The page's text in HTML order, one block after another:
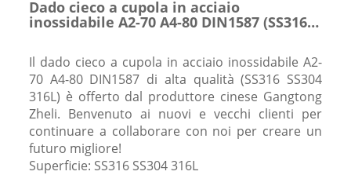
Dado cieco a cupola in acciaio
inossidabile A2-70 A4-80 DIN1587 (SS316
Il dado cieco a cupola in acciaio inossidabile A2-
70 A4-80 DIN1587 di alta qualità (SS316 SS304
316L) è offerto dal produttore cinese Gangtong
Zheli. Benvenuto ai nuovi e vecchi clienti per
continuare a collaborare con noi per creare un
futuro migliore!
Superficie: SS316 SS304 316L